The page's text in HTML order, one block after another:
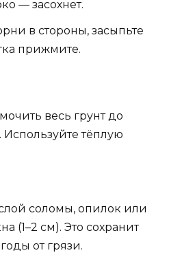
— засохнет.
в стороны, засыпьте
прижмите.
весь грунт до
тёплую
соломы, опилок или
(1–2 см). Это сохранит
от грязи.